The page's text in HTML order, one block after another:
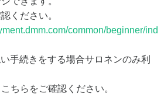
ください。
common/beginner/ind
手続きをする場合サロネンのみ利
ちらをご確認ください。